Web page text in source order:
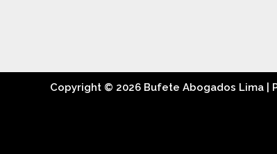
Copyright © 2026 Bufete Abogados Lima |